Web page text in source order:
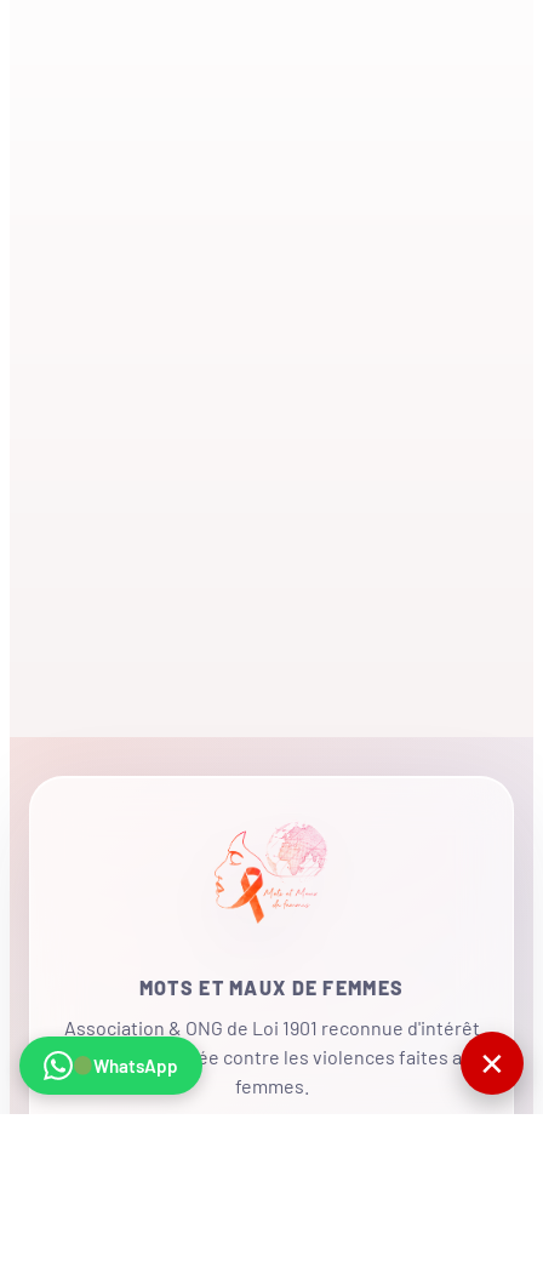
MOTS ET MAUX DE FEMMES
Association & ONG de Loi 1901 reconnue d'intérêt
général, mobilisée contre les violences faites aux
femmes.
WhatsApp ✕